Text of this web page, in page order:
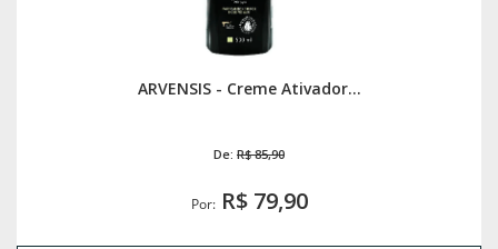
ARVENSIS - Creme Ativador...
De: R$ 85,90
Por:R$ 79,90